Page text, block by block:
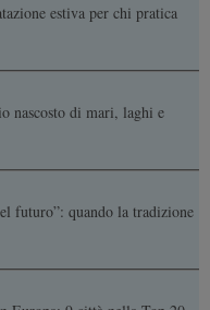
estiva per chi pratica
nascosto di mari, laghi e
futuro”: quando la tradizione